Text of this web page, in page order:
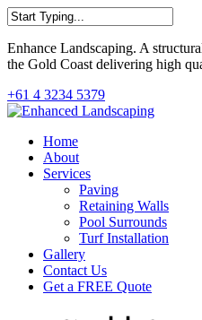
Skip
to
main
content
Search
Enhance Landscaping. A
the Gold Coast delivering high
+61 4 3234 5379
Menu
Home
About
Services
Paving
Retaining Walls
Pool Surrounds
Turf Installation
Gallery
Contact Us
Get a FREE Quote